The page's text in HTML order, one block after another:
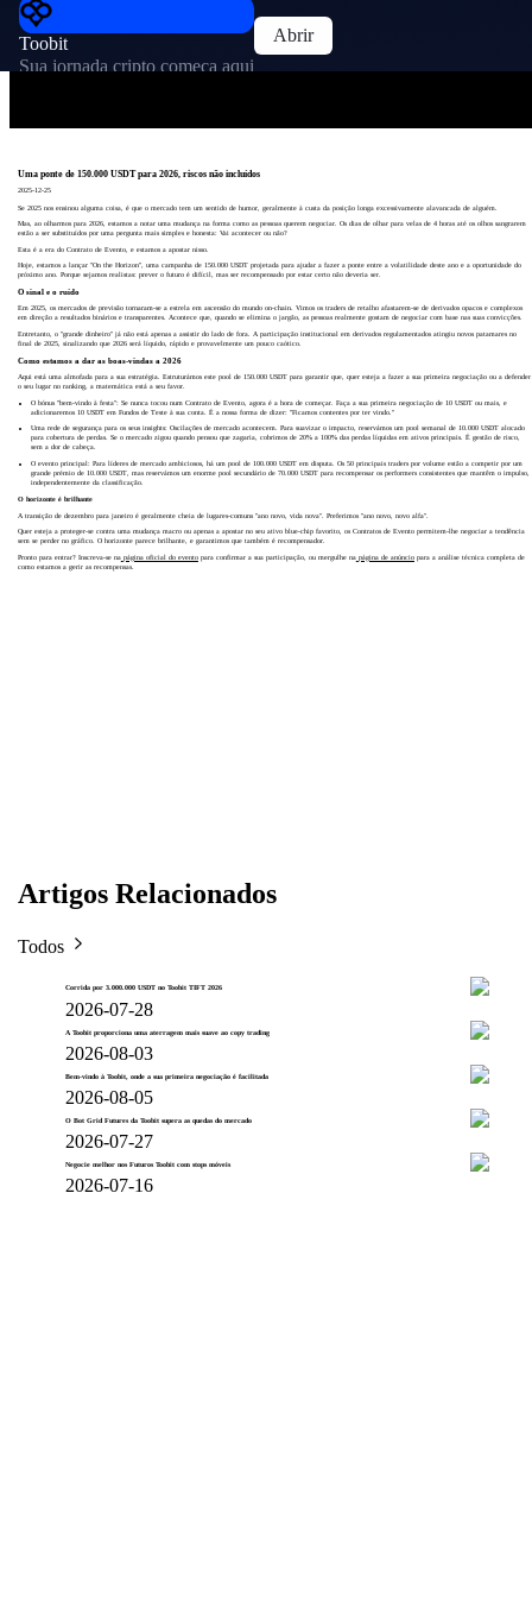
Toobit
Sua jornada cripto começa aqui
Abrir
Uma ponte de 150.000 USDT para 2026, riscos não incluídos
2025-12-25
Se 2025 nos ensinou alguma coisa, é que o mercado tem um sentido de humor, geralmente à custa da posição longa excessivamente alavancada de alguém.
Mas, ao olharmos para 2026, estamos a notar uma mudança na forma como as pessoas querem negociar. Os dias de olhar para velas de 4 horas até os olhos sangrarem
estão a ser substituídos por uma pergunta mais simples e honesta: Vai acontecer ou não?
Esta é a era do Contrato de Evento, e estamos a apostar nisso.
Hoje, estamos a lançar "On the Horizon", uma campanha de 150.000 USDT projetada para ajudar a fazer a ponte entre a volatilidade deste ano e a oportunidade do
próximo ano. Porque sejamos realistas: prever o futuro é difícil, mas ser recompensado por estar certo não deveria ser.
O sinal e o ruído
Em 2025, os mercados de previsão tornaram-se a estrela em ascensão do mundo on-chain. Vimos os traders de retalho afastarem-se de derivados opacos e complexos
em direção a resultados binários e transparentes. Acontece que, quando se elimina o jargão, as pessoas realmente gostam de negociar com base nas suas convicções.
Entretanto, o "grande dinheiro" já não está apenas a assistir do lado de fora. A participação institucional em derivados regulamentados atingiu novos patamares no
final de 2025, sinalizando que 2026 será líquido, rápido e provavelmente um pouco caótico.
Como estamos a dar as boas-vindas a 2026
Aqui está uma almofada para a sua estratégia. Estruturámos este pool de 150.000 USDT para garantir que, quer esteja a fazer a sua primeira negociação ou a defender
o seu lugar no ranking, a matemática está a seu favor.
O bónus "bem-vindo à festa": Se nunca tocou num Contrato de Evento, agora é a hora de começar. Faça a sua primeira negociação de 10 USDT ou mais, e
adicionaremos 10 USDT em Fundos de Teste à sua conta. É a nossa forma de dizer: "Ficamos contentes por ter vindo."
Uma rede de segurança para os seus insights: Oscilações de mercado acontecem. Para suavizar o impacto, reservámos um pool semanal de 10.000 USDT alocado
para cobertura de perdas. Se o mercado zigou quando pensou que zagaria, cobrimos de 20% a 100% das perdas líquidas em ativos principais. É gestão de risco,
sem a dor de cabeça.
O evento principal: Para líderes de mercado ambiciosos, há um pool de 100.000 USDT em disputa. Os 50 principais traders por volume estão a competir por um
grande prémio de 10.000 USDT, mas reservámos um enorme pool secundário de 70.000 USDT para recompensar os performers consistentes que mantêm o impulso,
independentemente da classificação.
O horizonte é brilhante
A transição de dezembro para janeiro é geralmente cheia de lugares-comuns "ano novo, vida nova". Preferimos "ano novo, novo alfa".
Quer esteja a proteger-se contra uma mudança macro ou apenas a apostar no seu ativo blue-chip favorito, os Contratos de Evento permitem-lhe negociar a tendência
sem se perder no gráfico. O horizonte parece brilhante, e garantimos que também é recompensador.
Pronto para entrar? Inscreva-se na página oficial do eventopara confirmar a sua participação, ou mergulhe na página de anúnciopara a análise técnica completa de
como estamos a gerir as recompensas.
Artigos Relacionados
Todos
Corrida por 3.000.000 USDT no Toobit TIFT 2026
2026-07-28
A Toobit proporciona uma aterragem mais suave ao copy trading
2026-08-03
Bem-vindo à Toobit, onde a sua primeira negociação é facilitada
2026-08-05
O Bot Grid Futures da Toobit supera as quedas do mercado
2026-07-27
Negocie melhor nos Futuros Toobit com stops móveis
2026-07-16